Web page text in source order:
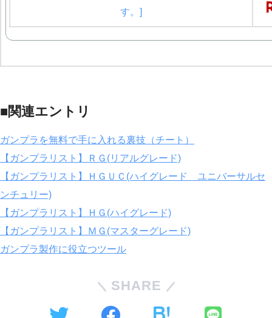
■関連エントリ
ガンプラを無料で手に入れる裏技（チート）
【ガンプラリスト】ＲＧ(リアルグレード)
【ガンプラリスト】ＨＧＵＣ(ハイグレード ユニバーサルセ
ンチュリー)
【ガンプラリスト】ＨＧ(ハイグレード)
【ガンプラリスト】ＭＧ(マスターグレード)
ガンプラ製作に役立つツール
SHARE